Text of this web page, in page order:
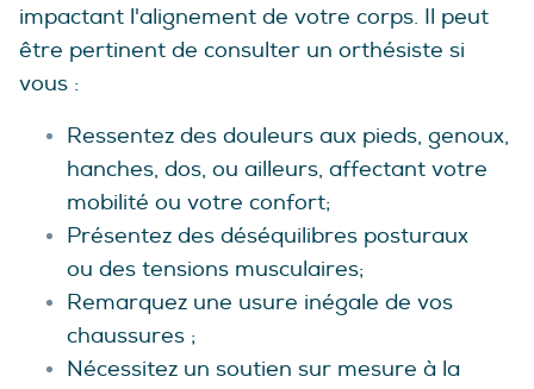
impactant l'alignement de votre corps. Il peut
être pertinent de consulter un orthésiste si
vous :
Ressentez des douleurs aux pieds, genoux,
hanches, dos, ou ailleurs, affectant votre
mobilité ou votre confort;
Présentez des déséquilibres posturaux
ou des tensions musculaires;
Remarquez une usure inégale de vos
chaussures ;
Nécessitez un soutien sur mesure à la